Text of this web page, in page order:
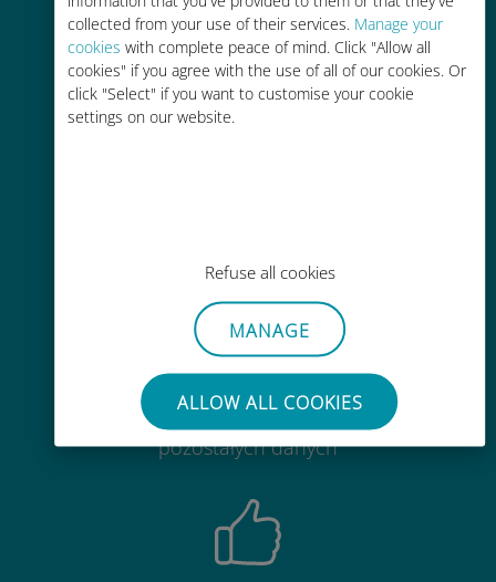
collected from your use of their services. Manage your
cookies with complete peace of mind. Click "Allow all
cookies" if you agree with the use of all of our cookies. Or
click "Select" if you want to customise your cookie
settings on our website.
Refuse all cookies
MANAGE
ALLOW ALL COOKIES
Efektywny kosztowo
Łatwe doładowanie
Wszędzie za pomocą aplikacji
Ubigi, nawet bez Wi-Fi lub
pozostałych danych